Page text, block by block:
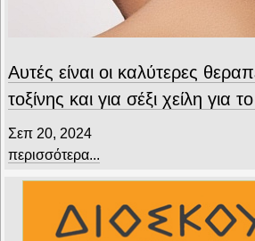
Αυτές είναι οι καλύτερες
τοξίνης και για σέξι χείλη για
Σεπ 20, 2024
περισσότερα...